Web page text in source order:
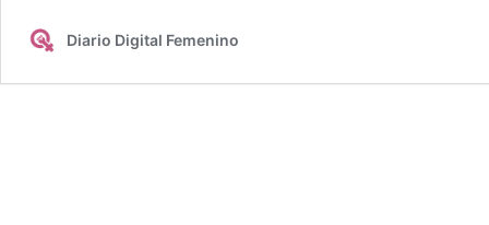
Diario Digital Femenino